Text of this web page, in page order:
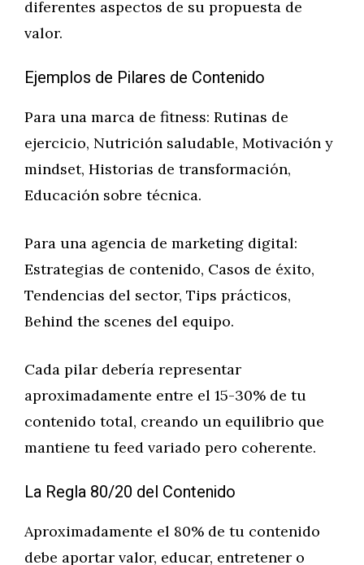
diferentes aspectos de su propuesta de
valor.
Ejemplos de Pilares de Contenido
Para una marca de fitness: Rutinas de
ejercicio, Nutrición saludable, Motivación y
mindset, Historias de transformación,
Educación sobre técnica.
Para una agencia de marketing digital:
Estrategias de contenido, Casos de éxito,
Tendencias del sector, Tips prácticos,
Behind the scenes del equipo.
Cada pilar debería representar
aproximadamente entre el 15-30% de tu
contenido total, creando un equilibrio que
mantiene tu feed variado pero coherente.
La Regla 80/20 del Contenido
Aproximadamente el 80% de tu contenido
debe aportar valor, educar, entretener o